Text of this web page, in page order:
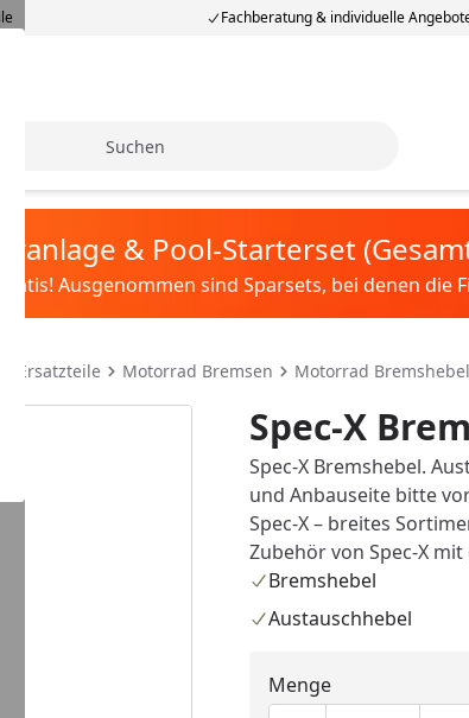
Fachberatung & individuelle
& Pool-Starterset
Ausgenommen sind Sparsets, bei denen die
Ersatzteile Motorrad Bremsen Motorrad Bremshebel
Spec-X
Spec-X Bremshebel.
und Anbauseite bitte
Spec-X – breites
Zubehör von Spec-X
Bremshebel
Austauschhebel
Menge